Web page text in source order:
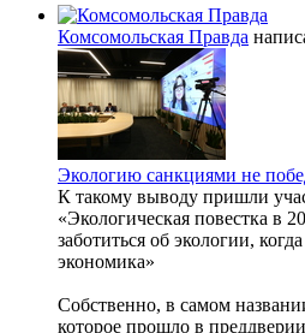
Комсомольская Правда
Экологию санкциями не
К такому выводу пришли
«Экологическая повестка в
заботиться об экологии,
экономика»
Собственно, в самом
которое прошло в